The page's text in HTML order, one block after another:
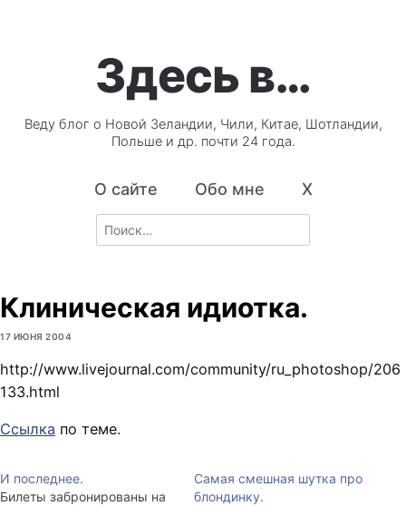
Здесь в…
Веду блог о Новой Зеландии, Чили, Китае, Шотландии,
Польше и др. почти 24 года.
О сайте Обо мне X
Search
for:
Клиническая идиотка.
17 ИЮНЯ 2004
http://www.livejournal.com/community/ru_photoshop/206
133.html
Ссылка по теме.
И последнее.
Билеты забронированы на
Самая смешная шутка про
блондинку.